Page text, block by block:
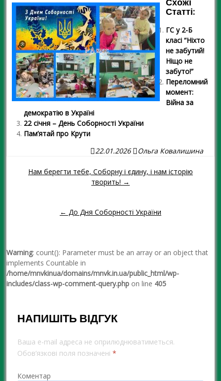
Схожі
Статті:
ГС у 2-Б
класі “Ніхто
не забутий!
Ніщо не
забуто!”
Переломний
момент:
Війна за
демократію в Україні
22 січня – День Соборності України
Пам’ятай про Крути
22.01.2026
Ольга Ковалишина
Навігація повідомленням
Нам берегти тебе, Соборну і єдину, і нам історію
творить! →
← До Дня Соборності України
Warning: count(): Parameter must be an array or an object that
implements Countable in
/home/mnvkinua/domains/mnvk.in.ua/public_html/wp-
includes/class-wp-comment-query.php on line 405
НАПИШІТЬ ВІДГУК
Ваша e-mail адреса не оприлюднюватиметься.
Обов’язкові поля позначені *
Коментар